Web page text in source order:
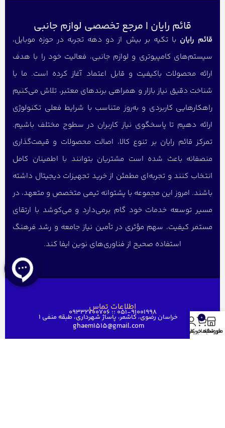
قائم رایان | مرجع تخصصی لوازم جانبی
قائم رایان با تکیه بر بیش از دو دهه تجربه در حوزه موبایل،
سیستم‌های کامپیوتری و لوازم جانبی، فعالیت خود را با هدف
ارائه محصولات باکیفیت و قابل اعتماد آغاز کرده است. ما با
شناخت دقیق نیاز بازار و همراهی برندهای معتبر، تلاش می‌کنیم
راهکارهایی کاربردی و به‌روز متناسب با شرایط فعلی تکنولوژی
ارائه دهیم تا پاسخگوی نیاز کاربران در سطوح مختلف باشیم.
تمرکز قائم رایان بر تنوع کالا، اصالت محصولات و قیمت‌گذاری
منصفانه باعث شده است مشتریان بتوانند با اطمینان کامل
انتخاب کنند و تجربه‌ای مطمئن از خرید تجهیزات دیجیتال داشته
باشند. امروز این مجموعه با پشتوانه تیمی متخصص و متعهد، در
مسیر توسعه خدمات خود گام برمی‌دارد و می‌کوشد با ارتقای
مستمر کیفیت، سهم مؤثری در تأمین نیاز جامعه و رشد فرهنگ
استفاده صحیح از فناوری‌های نوین ایفا کند.
اطلاعات تماس051-91001998 ؛؛ 09332700706
خراسان رضوی، کاشمر، پاساژ شهرداری، طبقه منفی ۱
ghaem1515@gmail.com منوفروشگاه
0
سبد خرید
حساب کاربری من